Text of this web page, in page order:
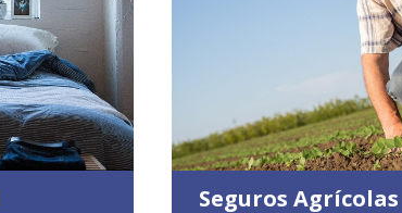
Seguros Agrícolas